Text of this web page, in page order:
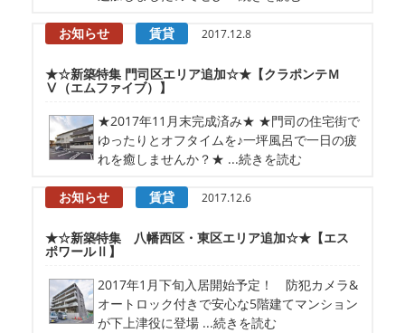
お知らせ 賃貸 2017.12.8
★☆新築特集 門司区エリア追加☆★【クラポンテＭ
Ⅴ（エムファイブ）】
★2017年11月末完成済み★ ★門司の住宅街で
ゆったりとオフタイムを♪一坪風呂で一日の疲
れを癒しませんか？★ ...続きを読む
お知らせ 賃貸 2017.12.6
★☆新築特集 八幡西区・東区エリア追加☆★【エス
ポワールⅡ】
2017年1月下旬入居開始予定！ 防犯カメラ&
オートロック付きで安心な5階建てマンション
が下上津役に登場 ...続きを読む